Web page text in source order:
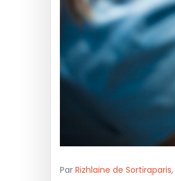
Par Rizhlaine de Sortiraparis,